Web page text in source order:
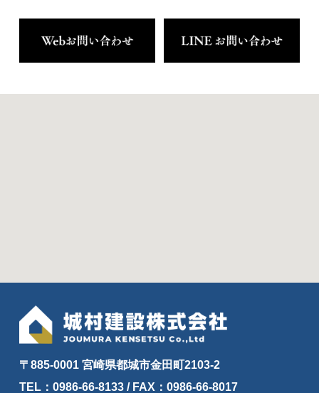
〒885-0001 宮崎県都城市金田町2103-2
TEL：0986-66-8133 / FAX：0986-66-8017